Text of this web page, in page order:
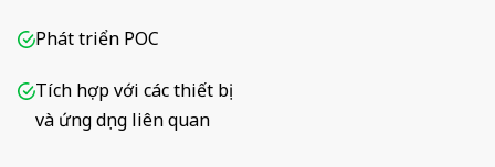
Phát triển POC
Tích hợp với các thiết bị
và ứng dụng liên quan